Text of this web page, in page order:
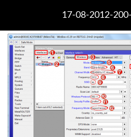
17-08-2012-